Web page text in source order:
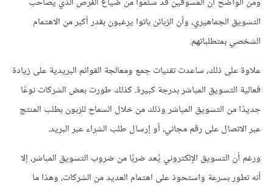
التسويق الجماهيري، وأن الزبائن باتوا يرغبون بقدر أكبر من الاهتمام
الشخصي بمتطلباتهم.
علاوة على ذلك، ساعدت تقنيات جمع ومعالجة القوائم البريدية على زيادة
فعالية التسويق المباشر بدرجة كبيرة. كذلك طورت بعض الشركات نوعًا
جديدًا من التسويق المباشر وذلك من خلال السماح للزبون بطلب المنتج
عبر الاتصال على رقم مجاني، أو إرسال طلب الشراء عبر البريد.
ورغم أن التسويق الإلكتروني يُعد ضربًا من ضروب التسويق المباشر، إلا
أنه تطور بسرعة واستحوذ على اهتمام العديد من الشركات، وهذا ما